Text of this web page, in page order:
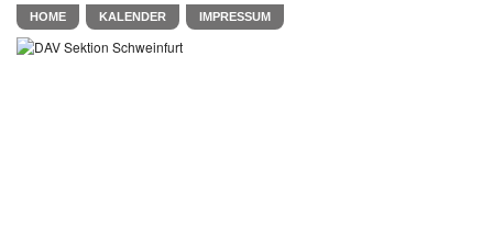
HOME KALENDER IMPRESSUM